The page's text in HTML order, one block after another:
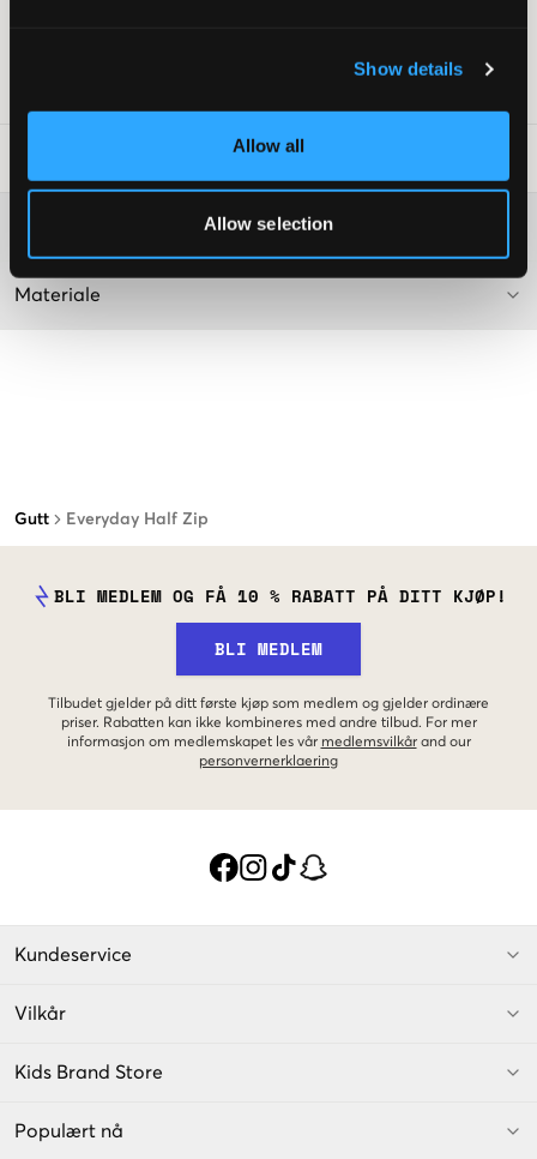
Show details
Allow all
Allow selection
Gutt Everyday Half Zip
Materiale
BLI MEDLEM OG FÅ 10 % RABATT PÅ DITT KJØP!
BLI MEDLEM
Tilbudet gjelder på ditt første kjøp som medlem og gjelder ordinære
priser. Rabatten kan ikke kombineres med andre tilbud. For mer
informasjon om medlemskapet les vår medlemsvilkår and our
personvernerklaering
Kundeservice
Vilkår
Kids Brand Store
Populært nå